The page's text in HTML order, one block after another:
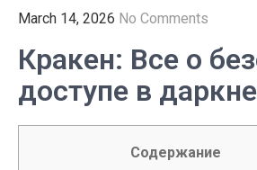
March 14, 2026 No Comments
Кракен: Все о
доступе в
Содержание